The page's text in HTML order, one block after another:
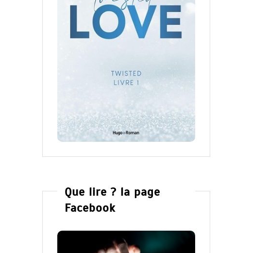
Que lire ? la page
Facebook